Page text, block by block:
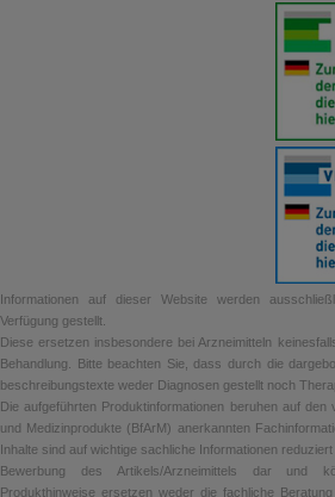
Informationen auf dieser Website werden
Verfügung gestellt.
Diese ersetzen insbesondere bei Arzneimitteln
Behandlung. Bitte beachten Sie, dass durch die
beschreibungstexte weder Diagnosen gestellt noch
Die aufgeführten Produktinformationen beruhen auf den
und Medizinprodukte (BfArM) anerkannten
Inhalte sind auf wichtige sachliche Informationen
Bewerbung des Artikels/Arzneimittels dar und
Produkthinweise ersetzen weder die fachliche